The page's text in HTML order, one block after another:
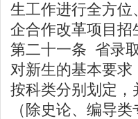
生工作进行全方
企合作改革项目招
第二十一条 省录
对新生的基本要
按科类分别划定
（除史论、编导